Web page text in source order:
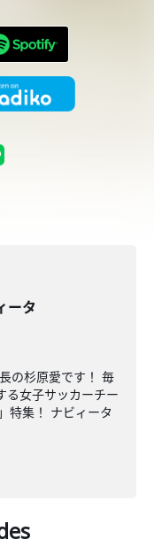
ータ
の杉原愛です！ 毎
る女子サッカーチー
特集！ ナビィータ